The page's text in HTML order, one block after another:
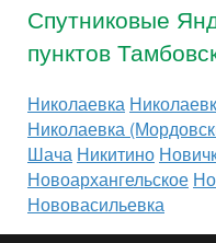
Спутниковые
пунктов
Николаевка
Николаевка
Шача Никитино
Новоархангельское
Нововасильевка